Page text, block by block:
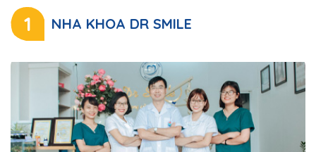
1 NHA KHOA DR SMILE